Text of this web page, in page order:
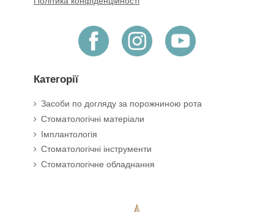
Категорії
Засоби по догляду за порожниною рота
Стоматологічні матеріали
Імплантологія
Стоматологічні інструменти
Стоматологічне обладнання